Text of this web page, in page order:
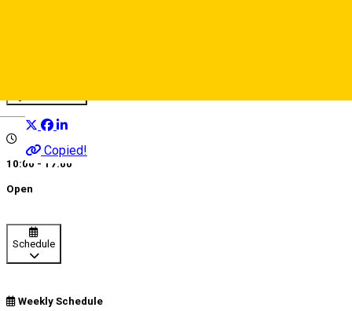
Copied!
10:00 - 17:00
Open
Schedule
Weekly Schedule